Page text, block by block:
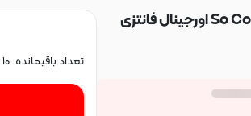
قاب گوشی Galaxy S24 FE سامسونگ So CooL اورجینال فانتزی
تعداد باقیمانده: ۱۰